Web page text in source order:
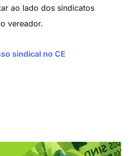
ao lado dos sindicatos
vereador.
sindical no CE